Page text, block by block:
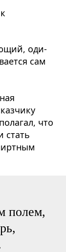
оди­
сам
что
стать
полем,